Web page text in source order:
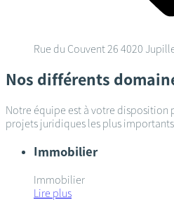
Rue du Couvent 26 4020
Nos différents
Notre équipe est à votre disposition
projets juridiques les plus
Immobilier
Immobilier
Lire plus